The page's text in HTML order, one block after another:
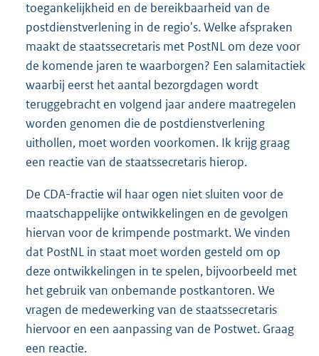
toegankelijkheid en de bereikbaarheid van de
postdienstverlening in de regio's. Welke afspraken
maakt de staatssecretaris met PostNL om deze voor
de komende jaren te waarborgen? Een salamitactiek
waarbij eerst het aantal bezorgdagen wordt
teruggebracht en volgend jaar andere maatregelen
worden genomen die de postdienstverlening
uithollen, moet worden voorkomen. Ik krijg graag
een reactie van de staatssecretaris hierop.
De CDA-fractie wil haar ogen niet sluiten voor de
maatschappelijke ontwikkelingen en de gevolgen
hiervan voor de krimpende postmarkt. We vinden
dat PostNL in staat moet worden gesteld om op
deze ontwikkelingen in te spelen, bijvoorbeeld met
het gebruik van onbemande postkantoren. We
vragen de medewerking van de staatssecretaris
hiervoor en een aanpassing van de Postwet. Graag
een reactie.